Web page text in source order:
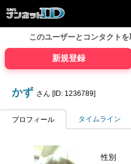
このユーザーとコンタクト
新規登録
かず さん [ID: 1236789]
プロフィール タイムライン
性別